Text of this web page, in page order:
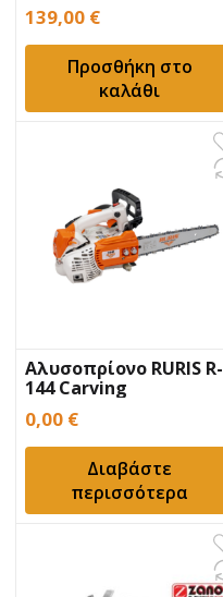
139,00 €
Προσθήκη στο
καλάθι
Αλυσοπρίονο RURIS R-
144 Carving
0,00 €
Διαβάστε
περισσότερα